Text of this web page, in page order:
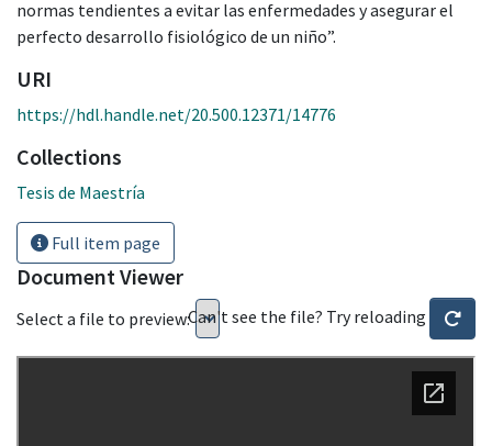
normas tendientes a evitar las enfermedades y asegurar el
perfecto desarrollo fisiológico de un niño”.
URI
https://hdl.handle.net/20.500.12371/14776
Collections
Tesis de Maestría
Full item page
Document Viewer
Select a file to preview:Can't see the file? Try reloading